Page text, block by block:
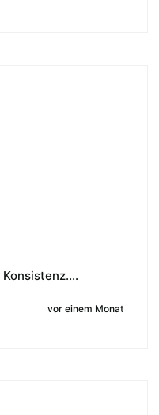
vor einem Monat